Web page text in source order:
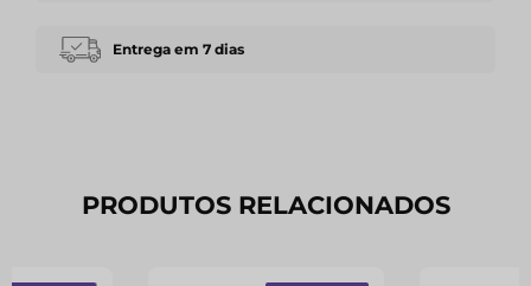
Entrega em 7 dias
PRODUTOS RELACIONADOS